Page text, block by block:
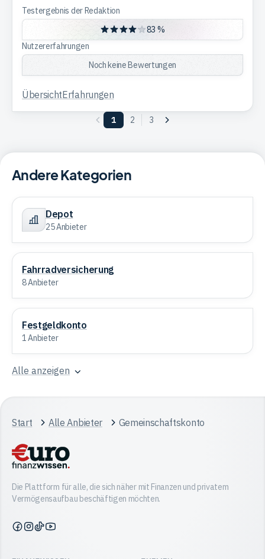
Testergebnis der Redaktion
83 %
Nutzererfahrungen
Noch keine Bewertungen
ÜbersichtErfahrungen
Vorherige
1 2 3
Nächste
Andere Kategorien
Depot
Depot
25 Anbieter
Fahrradversicherung
Fahrradversicherung
8 Anbieter
Festgeldkonto
Festgeldkonto
1 Anbieter
Alle anzeigen
Start Alle Anbieter Gemeinschaftskonto
Die Plattform für alle, die sich näher mit Finanzen und privatem
Vermögensaufbau beschäftigen möchten.
Finanzwissen
Finanzwissen
Finanzwissen
Finanzwissen